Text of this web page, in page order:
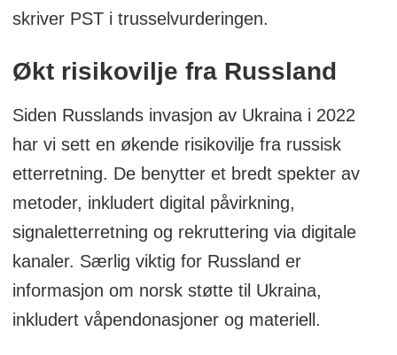
skriver PST i trusselvurderingen.
Økt risikovilje fra Russland
Siden Russlands invasjon av Ukraina i 2022
har vi sett en økende risikovilje fra russisk
etterretning. De benytter et bredt spekter av
metoder, inkludert digital påvirkning,
signaletterretning og rekruttering via digitale
kanaler. Særlig viktig for Russland er
informasjon om norsk støtte til Ukraina,
inkludert våpendonasjoner og materiell.